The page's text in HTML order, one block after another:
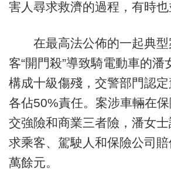
害人尋求救濟的過程，有時也
在最高法公佈的一起典型
客“開門殺”導致騎電動車的潘
構成十級傷殘，交警部門認
各佔50%責任。案涉車輛在
交強險和商業三者險，潘女
求乘客、駕駛人和保險公司
萬餘元。